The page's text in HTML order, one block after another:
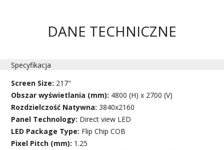
DANE TECHNICZNE
Specyfikacja
Screen Size: 217"
Obszar wyświetlania (mm): 4800 (H) x 2700 (V)
Rozdzielczość Natywna:3840x2160
Panel Technology: Direct view LED
LED Package Type: Flip Chip COB
Pixel Pitch (mm): 1.25